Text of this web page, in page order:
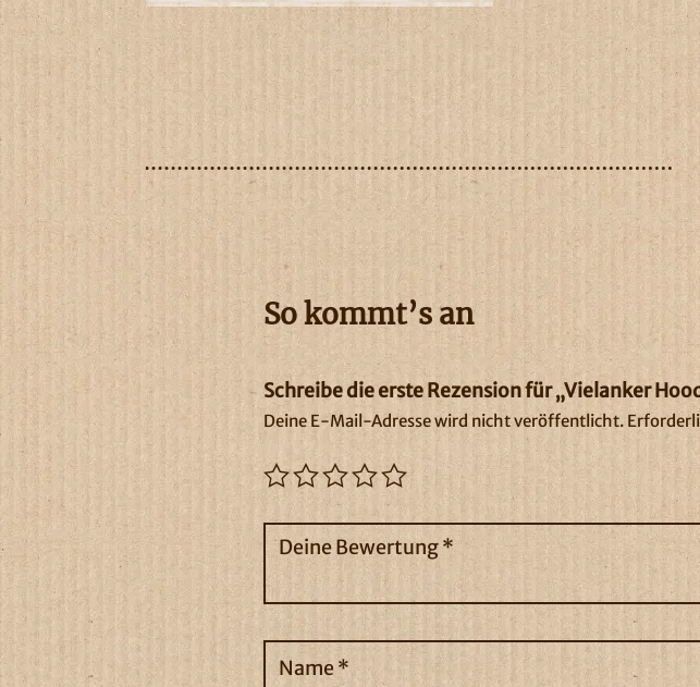
So kommt’s an
Schreibe die erste Rezension für „Vielanker
Deine E-Mail-Adresse wird nicht veröffentlicht.